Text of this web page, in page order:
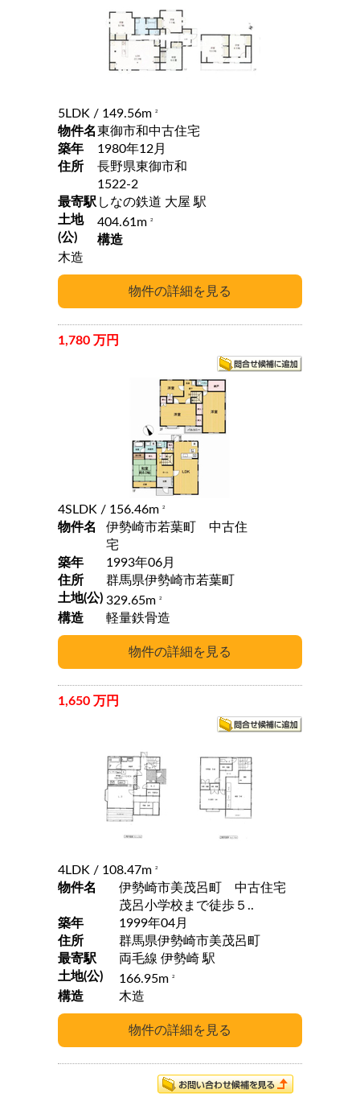
5LDK / 149.56m 2
物件名東御市和中古住宅
築年
1980年12月
住所
長野県東御市和
1522-2
最寄駅
しなの鉄道 大屋 駅
土地
(公)
404.61m 2
構造
木造
1,780 万円
4SLDK / 156.46m 2
物件名
伊勢崎市若葉町 中古住
宅
築年
1993年06月
住所
群馬県伊勢崎市若葉町
土地(公) 329.65m 2
構造 軽量鉄骨造
1,650 万円
4LDK / 108.47m 2
物件名
伊勢崎市美茂呂町 中古住宅
茂呂小学校まで徒歩５..
築年
1999年04月
住所
群馬県伊勢崎市美茂呂町
最寄駅
両毛線 伊勢崎 駅
土地(公)
166.95m 2
構造 木造